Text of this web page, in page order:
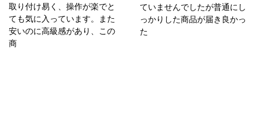
取り付け易く、操作が楽でと
ても気に入っています。また
安いのに高級感があり、この
商
ていませんでしたが普通にし
っかりした商品が届き良かっ
た